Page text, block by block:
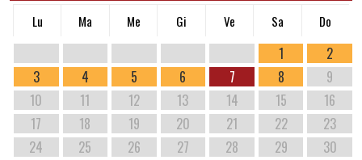
Lu Ma Me Gi Ve Sa Do
1
2
3
4 5 6 7 8
9
10
11 12 13 14 15
16
17
18 19 20 21 22
23
24
25 26 27 28 29 30